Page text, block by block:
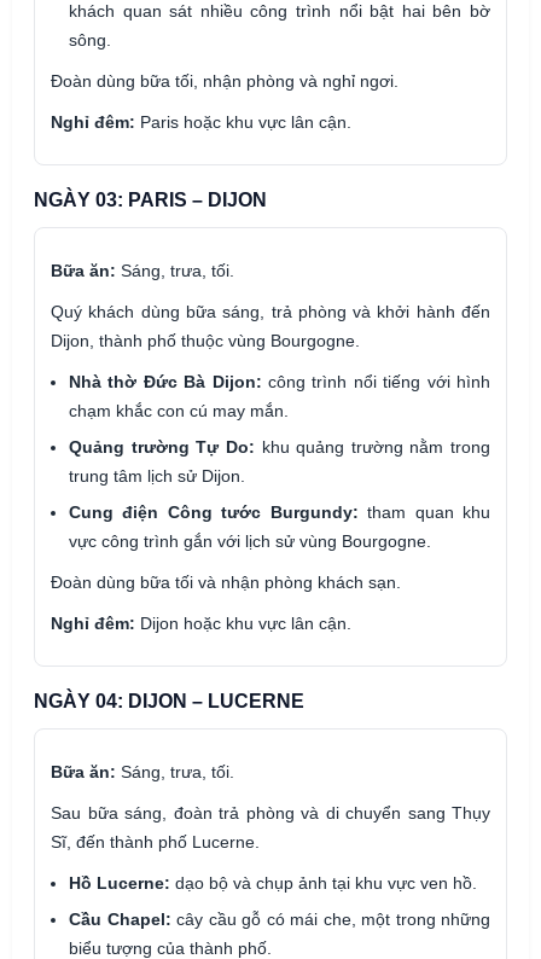
khách quan sát nhiều công trình nổi bật hai bên bờ
sông.
Đoàn dùng bữa tối, nhận phòng và nghỉ ngơi.
Nghỉ đêm: Paris hoặc khu vực lân cận.
NGÀY 03: PARIS – DIJON
Bữa ăn: Sáng, trưa, tối.
Quý khách dùng bữa sáng, trả phòng và khởi hành đến
Dijon, thành phố thuộc vùng Bourgogne.
Nhà thờ Đức Bà Dijon: công trình nổi tiếng với hình
chạm khắc con cú may mắn.
Quảng trường Tự Do: khu quảng trường nằm trong
trung tâm lịch sử Dijon.
Cung điện Công tước Burgundy: tham quan khu
vực công trình gắn với lịch sử vùng Bourgogne.
Đoàn dùng bữa tối và nhận phòng khách sạn.
Nghỉ đêm: Dijon hoặc khu vực lân cận.
NGÀY 04: DIJON – LUCERNE
Bữa ăn: Sáng, trưa, tối.
Sau bữa sáng, đoàn trả phòng và di chuyển sang Thụy
Sĩ, đến thành phố Lucerne.
Hồ Lucerne: dạo bộ và chụp ảnh tại khu vực ven hồ.
Cầu Chapel: cây cầu gỗ có mái che, một trong những
biểu tượng của thành phố.